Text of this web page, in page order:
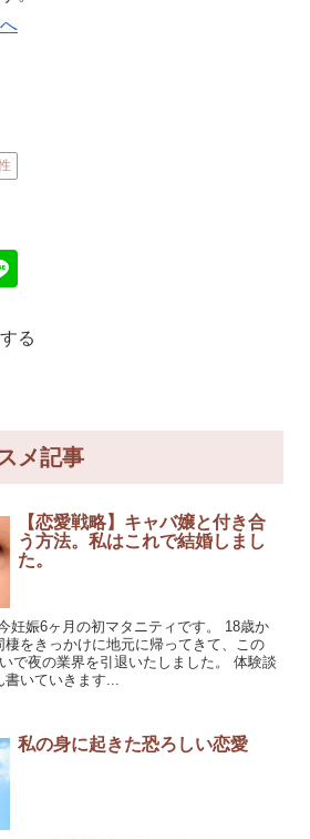
る
メ記事
【恋愛戦略】キャバ嬢と付き合
う方法。私はこれで結婚しまし
た。
妊娠6ヶ月の初マタニティです。 18歳か
棲をきっかけに地元に帰ってきて、この
で夜の業界を引退いたしました。 体験談
いていきます...
私の身に起きた恐ろしい恋愛